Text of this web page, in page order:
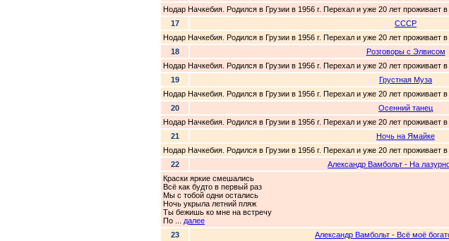
Нодар Начкебия. Родился в Грузии в 1956 г. Перехал и уже 20 лет
17
СССР
Нодар Начкебия. Родился в Грузии в 1956 г. Перехал и уже 20 лет
18
Розговоры с Элвисом
Нодар Начкебия. Родился в Грузии в 1956 г. Перехал и уже 20 лет
19
Грустная Муза
Нодар Начкебия. Родился в Грузии в 1956 г. Перехал и уже 20 лет
20
Осенний танец
Нодар Начкебия. Родился в Грузии в 1956 г. Перехал и уже 20 лет
21
Ночь на Ямайке
Нодар Начкебия. Родился в Грузии в 1956 г. Перехал и уже 20 лет
22
Александр Вамбольт - На
Краски яркие смешались
Всё как будто в первый раз
Мы с тобой одни остались
Ночь укрыла летний пляж
Ты бежишь ко мне на встречу
По ... далее
23
Александр Вамбольт - Всё моё